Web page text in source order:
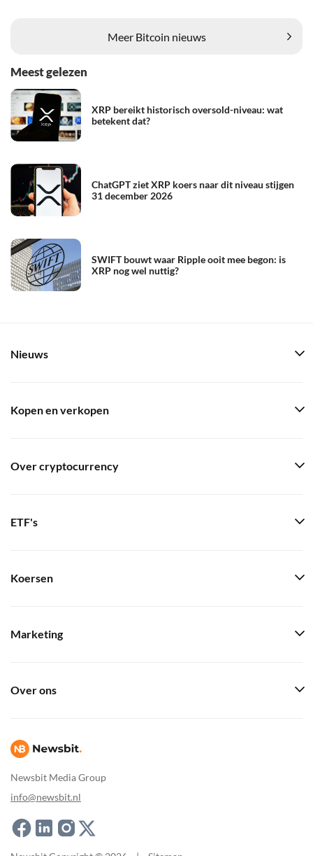
Meer Bitcoin nieuws
Meest gelezen
XRP bereikt historisch oversold-niveau: wat
betekent dat?
ChatGPT ziet XRP koers naar dit niveau stijgen
31 december 2026
SWIFT bouwt waar Ripple ooit mee begon: is
XRP nog wel nuttig?
Newsbit Media Group
info@newsbit.nl
Nieuws
Kopen en verkopen
Over cryptocurrency
ETF's
Koersen
Marketing
Over ons